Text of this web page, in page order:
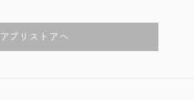
アプリストアへ